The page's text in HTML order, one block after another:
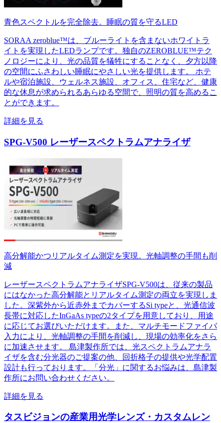
青色スペクトルを完全除去。睡眠の質を守るLED
SORAA zeroblue™は、ブルーライトを含まないホワイトラ
イトを実現したLEDランプです。独自のZEROBLUE™テク
ノロジーにより、光の品質を犠牲にすることなく、夕方以降
の空間にふさわしい睡眠にやさしい光を提供します。 ホテ
ルや宿泊施設、ウェルネス施設、オフィス、住宅など、健康
的な休息が求められるあらゆる空間で、照明の質を高めるこ
とができます。
詳細を見る
SPG-V500 レーザースペクトラムアナライザ
高分解能かつリアルタイム測定を実現。光軸調整の手間も削
減
レーザースペクトラムアナライザSPG-V500は、従来の製品
にはなかった高分解能とリアルタイム測定の両立を実現しま
した。深紫外から近赤外までカバーするSi typeと、光通信波
長帯に対応したInGaAs typeの2タイプを用意しており、用途
に応じてお選びいただけます。また、マルチモードファイバ
入力により、光軸調整の手間を削減し、現場の効率化をさら
に加速させます。 島津製作所では、光スペクトラムアナラ
イザを含む分光器のご提案の他、回折格子の提供や光学配置
設計も行っております。「分光」に関するお悩みは、島津製
作所にお問い合わせください。
詳細を見る
タスビジョンの産業用光学レンズ・カスタムレン